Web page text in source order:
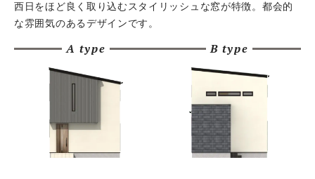
西日をほど良く取り込むスタイリッシュな窓が特徴。 都会的
な雰囲気のあるデザインです。
A type B type